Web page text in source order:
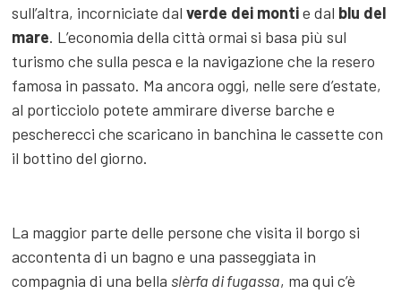
sull’altra, incorniciate dalverde dei montie dal blu del
mare. L’economia della città ormai si basa più sul
turismo che sulla pesca e la navigazione che la resero
famosa in passato. Ma ancora oggi, nelle sere d’estate,
al porticciolo potete ammirare diverse barche e
pescherecci che scaricano in banchina le cassette con
il bottino del giorno.
La maggior parte delle persone che visita il borgo si
accontenta di un bagno e una passeggiata in
compagnia di una bella slèrfa di fugassa, ma qui c’è